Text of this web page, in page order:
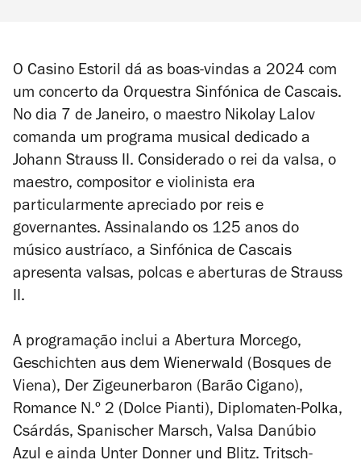
O Casino Estoril dá as boas-vindas a 2024 com
um concerto da Orquestra Sinfónica de Cascais.
No dia 7 de Janeiro, o maestro Nikolay Lalov
comanda um programa musical dedicado a
Johann Strauss II. Considerado o rei da valsa, o
maestro, compositor e violinista era
particularmente apreciado por reis e
governantes. Assinalando os 125 anos do
músico austríaco, a Sinfónica de Cascais
apresenta valsas, polcas e aberturas de Strauss
II.
A programação inclui a Abertura Morcego,
Geschichten aus dem Wienerwald (Bosques de
Viena), Der Zigeunerbaron (Barão Cigano),
Romance N.º 2 (Dolce Pianti), Diplomaten-Polka,
Csárdás, Spanischer Marsch, Valsa Danúbio
Azul e ainda Unter Donner und Blitz. Tritsch-